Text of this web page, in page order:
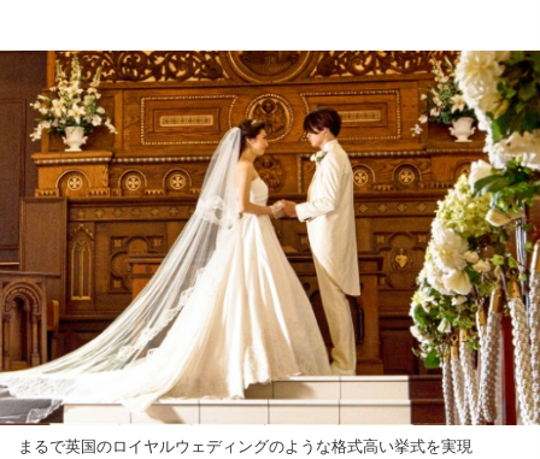
まるで英国のロイヤルウェディングのような格式高い挙式を実現